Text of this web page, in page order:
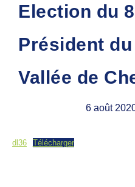
Election du
Président
Vallée de
6 août
dl36 Télécharger